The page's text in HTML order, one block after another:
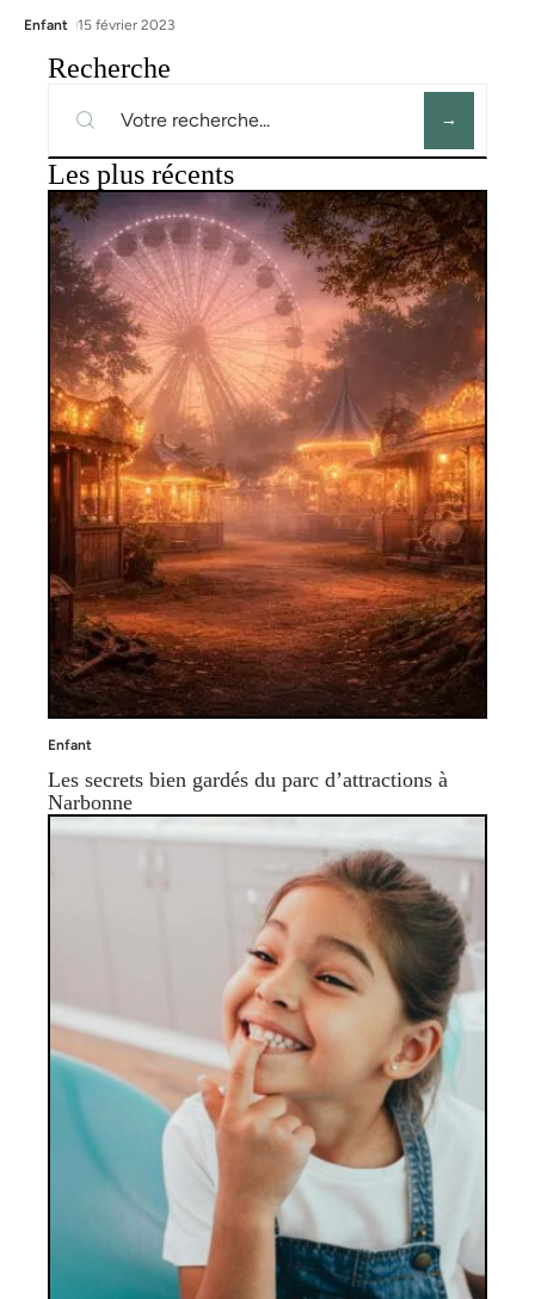
Enfant 15 février 2023
Recherche
Les plus récents
Enfant
Les secrets bien gardés du parc d’attractions à
Narbonne